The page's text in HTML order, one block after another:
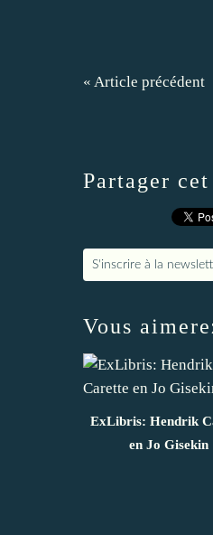
« Article précédent
Partager
S'inscrire à la
Vous
ExLibris: Hendrik
en Jo Gisekin